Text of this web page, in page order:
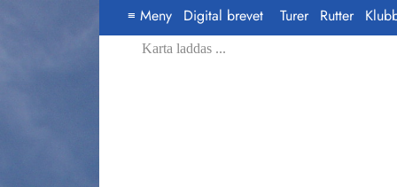
≡ Meny Digital brevet Turer Rutter
Karta laddas ...